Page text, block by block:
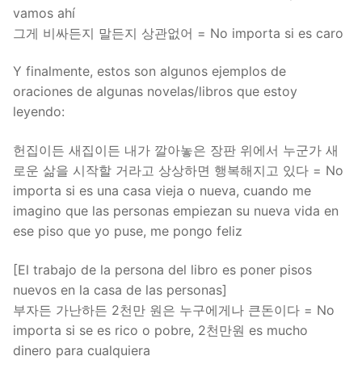
vamos ahí
그게 비싸든지 말든지 상관없어 = No importa si es caro
Y finalmente, estos son algunos ejemplos de
oraciones de algunas novelas/libros que estoy
leyendo:
헌집이든 새집이든 내가 깔아놓은 장판 위에서 누군가 새
로운 삶을 시작할 거라고 상상하면 행복해지고 있다 = No
importa si es una casa vieja o nueva, cuando me
imagino que las personas empiezan su nueva vida en
ese piso que yo puse, me pongo feliz
[El trabajo de la persona del libro es poner pisos
nuevos en la casa de las personas]
부자든 가난하든 2천만 원은 누구에게나 큰돈이다 = No
importa si se es rico o pobre, 2천만원 es mucho
dinero para cualquiera